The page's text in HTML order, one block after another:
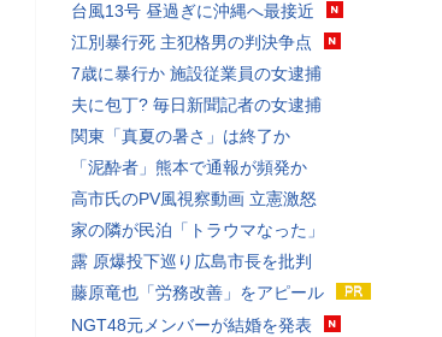
台風13号 昼過ぎに沖縄へ最接近
江別暴行死 主犯格男の判決争点
7歳に暴行か 施設従業員の女逮捕
夫に包丁? 毎日新聞記者の女逮捕
関東「真夏の暑さ」は終了か
「泥酔者」熊本で通報が頻発か
高市氏のPV風視察動画 立憲激怒
家の隣が民泊「トラウマなった」
露 原爆投下巡り広島市長を批判
藤原竜也「労務改善」をアピール
NGT48元メンバーが結婚を発表